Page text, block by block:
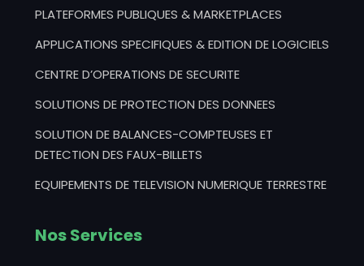
PLATEFORMES PUBLIQUES & MARKETPLACES
APPLICATIONS SPECIFIQUES & EDITION DE LOGICIELS
CENTRE D’OPERATIONS DE SECURITE
SOLUTIONS DE PROTECTION DES DONNEES
SOLUTION DE BALANCES-COMPTEUSES ET
DETECTION DES FAUX-BILLETS
EQUIPEMENTS DE TELEVISION NUMERIQUE TERRESTRE
Nos Services